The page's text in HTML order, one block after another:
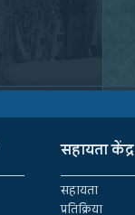
सहायता केंद्र
सहायता
प्रतिक्रिया